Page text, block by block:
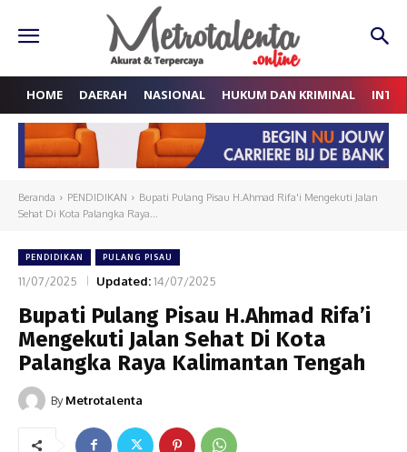
HOME DAERAH NASIONAL HUKUM DAN KRIMINAL
Beranda PENDIDIKAN
Bupati Pulang Pisau H.Ahmad Rifa'i Mengekuti Jalan
Sehat Di Kota Palangka Raya...
PENDIDIKAN PULANG PISAU
11/07/2025 Updated:14/07/2025
Bupati Pulang Pisau H.Ahmad Rifa’i
Mengekuti Jalan Sehat Di Kota
Palangka Raya Kalimantan Tengah
By Metrotalenta